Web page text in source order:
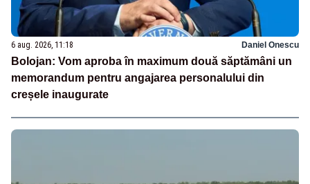
6 aug. 2026, 11:18 Daniel Onescu
Bolojan: Vom aproba în maximum două săptămâni un
memorandum pentru angajarea personalului din
creșele inaugurate